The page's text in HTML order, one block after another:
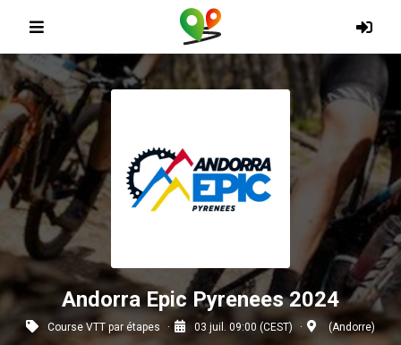
Andorra Epic Pyrenees 2024
Course VTT par étapes 03 juil. 09:00 (CEST) (Andorre)